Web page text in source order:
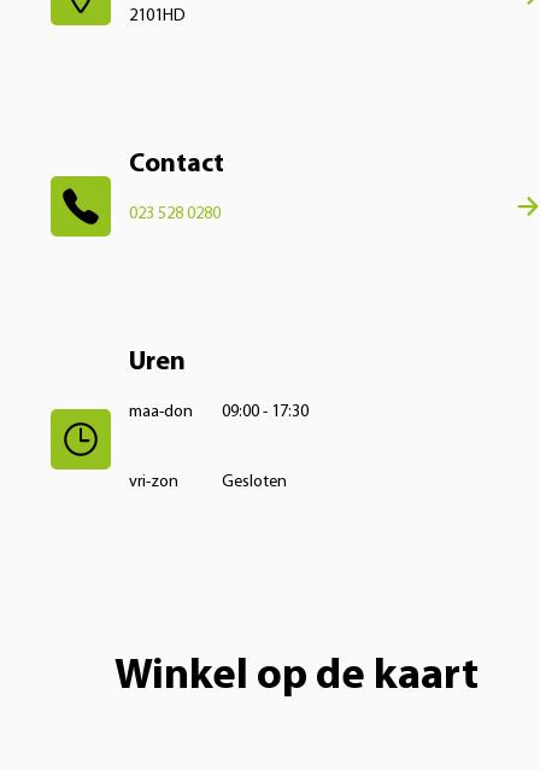
2101HD
Contact
023 528 0280
Uren
maa-don 09:00 - 17:30
vri-zon Gesloten
Winkel op de kaart